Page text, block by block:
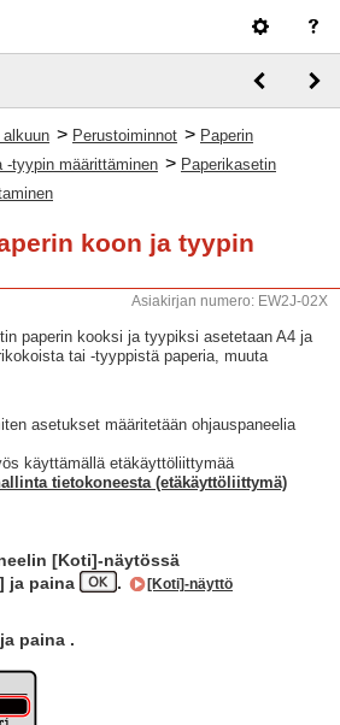
alkuun > Perustoiminnot > Paperin
-tyypin määrittäminen > Paperikasetin
koon ja tyypin
Asiakirjan numero: EW2J-02X
paperin kooksi ja tyypiksi asetetaan A4 ja
tai -tyyppistä paperia, muuta
asetukset määritetään ohjauspaneelia
käyttämällä etäkäyttöliittymää
tietokoneesta (etäkäyttöliittymä)
[Koti]-näytössä
ja paina
. [Koti]-näyttö
paina .